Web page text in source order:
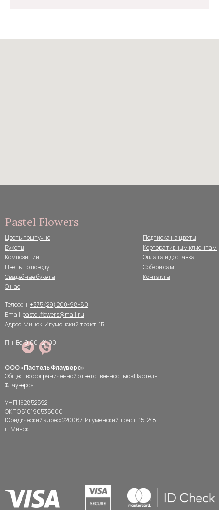
ООО «Пастель Флауверс»
Общество с ограниченной ответственностью «Пастель
Флауверс»
УНП 192852592
ОКПО 510190535000
Юридический адрес: 220067, Игуменский тракт, 15-248,
г. Минск
Телефон:+375 (29) 200-98-80
Email: pastel.flowers@mail.ru
Цветы поштучно
Адрес: Минск, Игуменский тракт, 15
Букеты
Композиции
Цветы по поводу
Пн-Вс: 9:00 - 21:00
Свадебные букеты
Pastel Flowers
О нас
Подписка на цветы
Корпоративным клиентам
Оплата и доставка
Собери сам
Контакты